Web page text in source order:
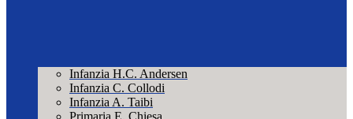
Infanzia H.C. Andersen
Infanzia C. Collodi
Infanzia A. Taibi